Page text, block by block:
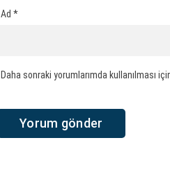
Ad *
Daha sonraki yorumlarımda kullanılması